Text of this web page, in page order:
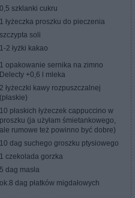
0,5 szklanki cukru
1 łyżeczka proszku do pieczenia
szczypta soli
1-2 łyżki kakao
1 opakowanie sernika na zimno
Delecty +0,6 l mleka
2 łyżeczki kawy rozpuszczalnej
(płaskie)
10 płaskich łyżeczek cappuccino w
proszku (ja użyłam śmietankowego,
ale rumowe też powinno być dobre)
10 dag suchego groszku ptysiowego
1 czekolada gorzka
5 dag masła
ok.8 dag płatków migdałowych